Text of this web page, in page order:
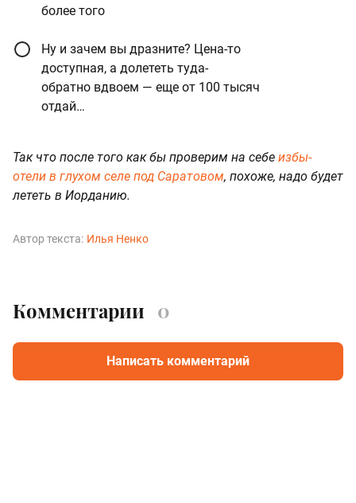
более того
Ну и зачем вы дразните? Цена-то
доступная, а долететь туда-
обратно вдвоем — еще от 100 тысяч
отдай…
Так что после того как бы проверим на себе избы-
отели в глухом селе под Саратовом, похоже, надо будет
лететь в Иорданию.
Автор текста: Илья Ненко
Комментарии 0
Написать комментарий